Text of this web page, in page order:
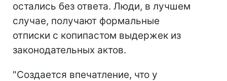
остались без ответа. Люди, в лучшем
случае, получают формальные
отписки с копипастом выдержек из
законодательных актов.
"Создается впечатление, что у